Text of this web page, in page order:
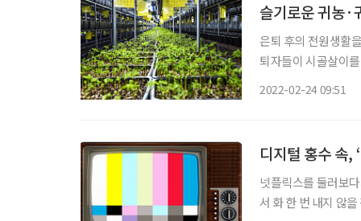
슬기로운 귀농
은퇴 후의 전원생활
퇴자들이 시골살이
2022-02-24 09:51
디지털 홍수 속,
넷플릭스를 둘러보
서 화 한 번 내지 않